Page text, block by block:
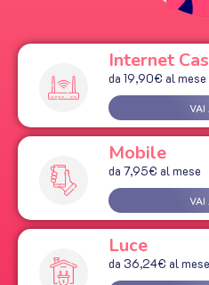
Internet
da 19,90€ al mese
VAI
Mobile
da 7,95€ al mese
VAI
Luce
da 36,24€ al mese